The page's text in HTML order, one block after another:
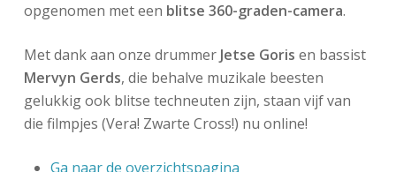
opgenomen met een blitse 360-graden-camera.
Met dank aan onze drummer Jetse Goris en bassist
Mervyn Gerds, die behalve muzikale beesten
gelukkig ook blitse techneuten zijn, staan vijf van
die filmpjes (Vera! Zwarte Cross!) nu online!
Ga naar de overzichtspagina